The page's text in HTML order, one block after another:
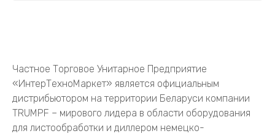
Частное Торговое Унитарное Предприятие
«ИнтерТехноМаркет» является официальным
дистрибьютором на территории Беларуси компании
TRUMPF – мирового лидера в области оборудования
для листообработки и диллером немецко-